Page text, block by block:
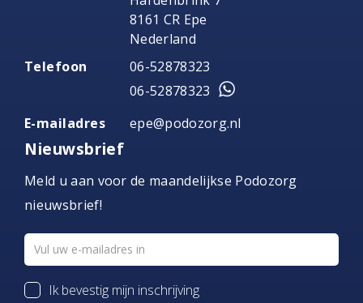
8161 CR Epe
Nederland
Telefoon
06-52878323
06-52878323
E-mailadres
epe@podozorg.nl
Nieuwsbrief
Meld u aan voor de maandelijkse Podozorg
nieuwsbrief!